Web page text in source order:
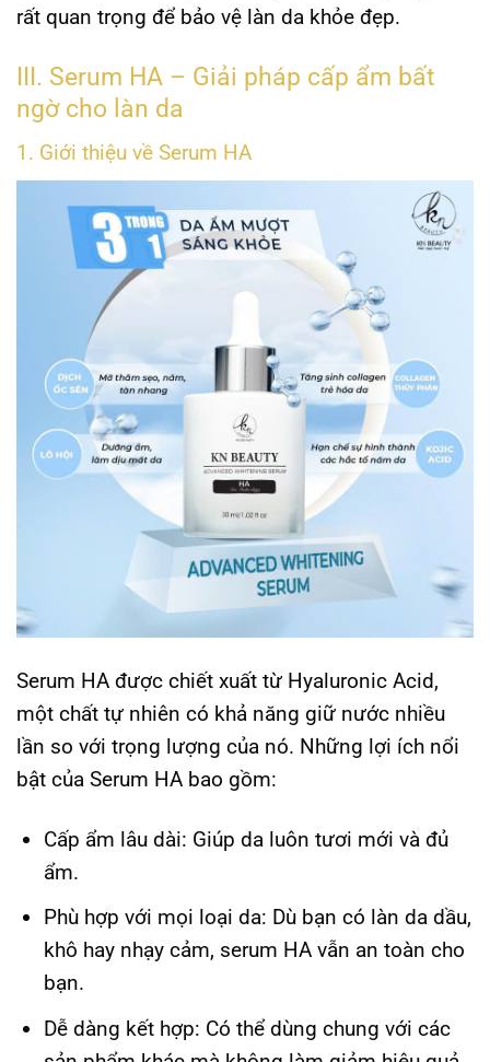
rất quan trọng để bảo vệ làn da khỏe đẹp.
III. Serum HA – Giải pháp cấp ẩm bất
ngờ cho làn da
1. Giới thiệu về Serum HA
Serum HA được chiết xuất từ Hyaluronic Acid,
một chất tự nhiên có khả năng giữ nước nhiều
lần so với trọng lượng của nó. Những lợi ích nổi
bật của Serum HA bao gồm:
Cấp ẩm lâu dài: Giúp da luôn tươi mới và đủ
ẩm.
Phù hợp với mọi loại da: Dù bạn có làn da dầu,
khô hay nhạy cảm, serum HA vẫn an toàn cho
bạn.
Dễ dàng kết hợp: Có thể dùng chung với các